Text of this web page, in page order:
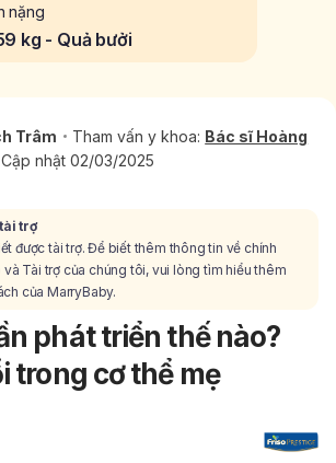
nặng
kg - Quả bưởi
Trâm Tham vấn y khoa: Bác sĩ Hoàng
Cập nhật 02/03/2025
trợ
được tài trợ. Để biết thêm thông tin về chính
Tài trợ của chúng tôi, vui lòng tìm hiểu thêm
của MarryBaby.
phát triển thế nào?
trong cơ thể mẹ